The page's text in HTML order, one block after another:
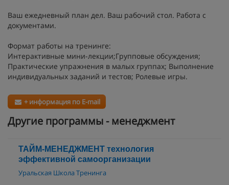
Ваш ежедневный план дел. Ваш рабочий стол. Работа с
документами.
Формат работы на тренинге:
Интерактивные мини-лекции;Групповые обсуждения;
Практические упражнения в малых группах; Выполнение
индивидуальных заданий и тестов; Ролевые игры.
+ информация по E-mail
Другие программы - менеджмент
ТАЙМ-МЕНЕДЖМЕНТ технология
эффективной самоорганизации
Уральская Школа Тренинга